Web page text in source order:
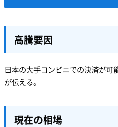
高騰要因
日本の大手コンビニでの決済が可
が伝える。
現在の相場